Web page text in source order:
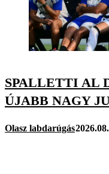
SPALLETTI AL
ÚJABB NAGY
Olasz labdarúgás